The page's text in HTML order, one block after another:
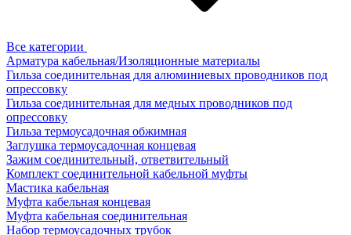
Все категории
Арматура кабельная/Изоляционные материалы
Гильза соединительная для алюминиевых проводников под
опрессовку
Гильза соединительная для медных проводников под
опрессовку
Гильза термоусадочная обжимная
Заглушка термоусадочная концевая
Зажим соединительный, ответвительный
Комплект соединительной кабельной муфты
Мастика кабельная
Муфта кабельная концевая
Муфта кабельная соединительная
Набор термоусадочных трубок